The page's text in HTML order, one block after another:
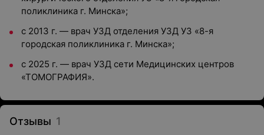
поликлиника г. Минска»;
с 2013 г. — врач УЗД отделения УЗД УЗ «8-я
городская поликлиника г. Минска»;
с 2025 г. — врач УЗД сети Медицинских центров
«ТОМОГРАФИЯ».
Отзывы 1